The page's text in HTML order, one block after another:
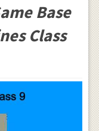
Base
Class